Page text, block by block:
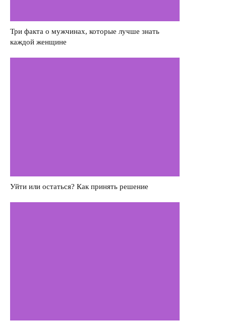
Три факта о мужчинах, которые лучше знать
каждой женщине
Уйти или остаться? Как принять решение
Деньги
Насилие в семье